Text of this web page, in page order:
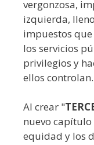
vergonzosa,
izquierda,
impuestos
los servicios
privilegios y
ellos controlan.
Al crear "
nuevo
equidad y los